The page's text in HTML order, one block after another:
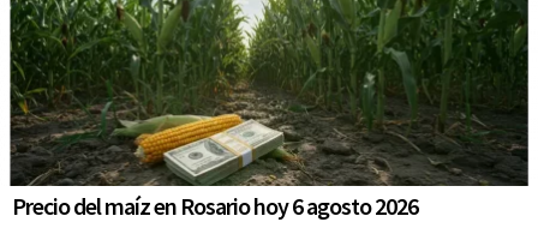
Precio del maíz en Rosario hoy 6 agosto 2026